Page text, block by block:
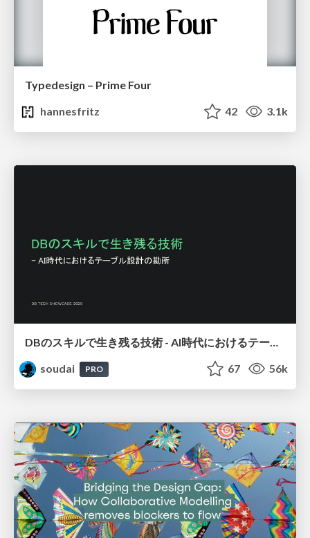
Typedesign – Prime Four
hannesfritz
42 3.1k
DBのスキルで生き残る技術 - AI時代におけるテーブル設計の勘所
soudai
PRO 67 56k